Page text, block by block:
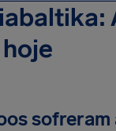
sofreram